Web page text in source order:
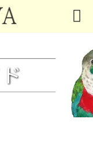
